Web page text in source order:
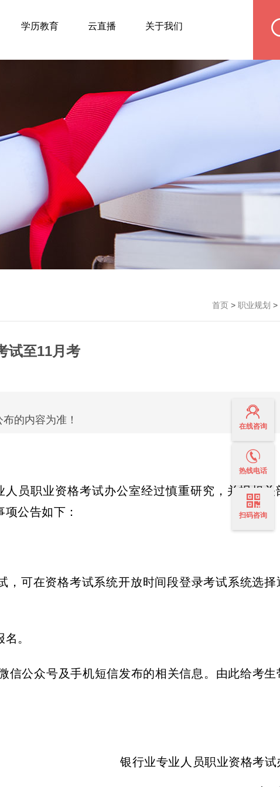
学历教育 云直播 关于我们
首页 > 职业规划 >
试至11月考
的内容为准！
员职业资格考试办公室经过慎重研究，并报相关
公告如下：
可在资格考试系统开放时间段登录考试系统选择
。
公众号及手机短信发布的相关信息。由此给考生
银行业专业人员职业资格考试
在线咨询
热线电话
扫码咨询